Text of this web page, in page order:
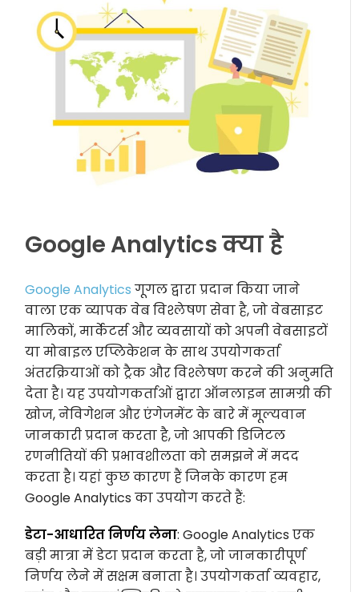
Google Analytics क्या है
Google Analytics गूगल द्वारा प्रदान किया जाने
वाला एक व्यापक वेब विश्लेषण सेवा है, जो वेबसाइट
मालिकों, मार्केटर्स और व्यवसायों को अपनी वेबसाइटों
या मोबाइल एप्लिकेशन के साथ उपयोगकर्ता
अंतरक्रियाओं को ट्रैक और विश्लेषण करने की अनुमति
देता है। यह उपयोगकर्ताओं द्वारा ऑनलाइन सामग्री की
खोज, नेविगेशन और एंगेजमेंट के बारे में मूल्यवान
जानकारी प्रदान करता है, जो आपकी डिजिटल
रणनीतियों की प्रभावशीलता को समझने में मदद
करता है। यहां कुछ कारण हैं जिनके कारण हम
Google Analytics का उपयोग करते हैं:
डेटा-आधारित निर्णय लेना: Google Analytics एक
बड़ी मात्रा में डेटा प्रदान करता है, जो जानकारीपूर्ण
निर्णय लेने में सक्षम बनाता है। उपयोगकर्ता व्यवहार,